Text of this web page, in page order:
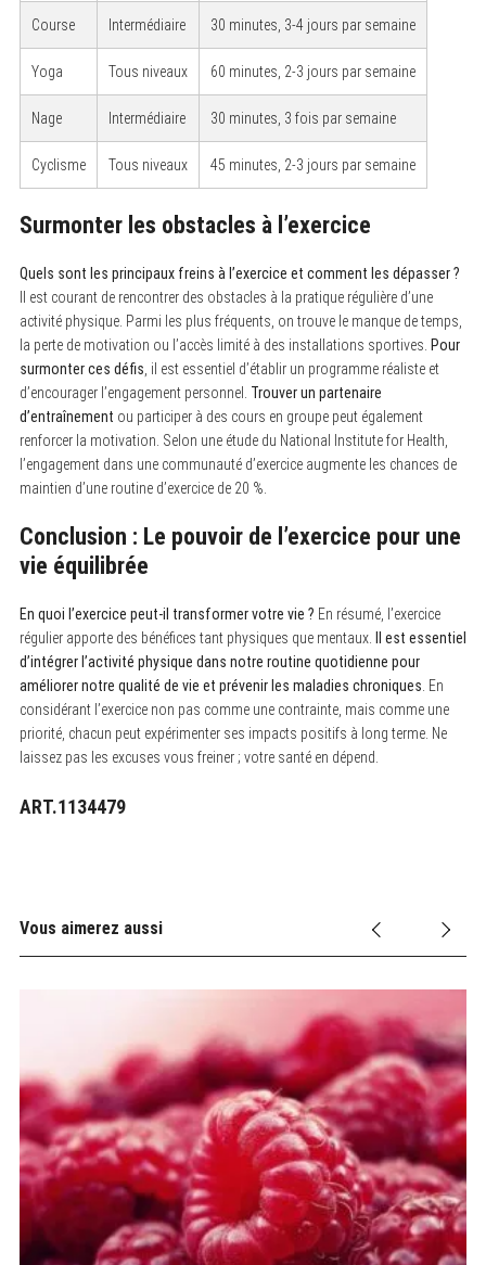
Course Intermédiaire 30 minutes, 3-4 jours par semaine
Yoga Tous niveaux 60 minutes, 2-3 jours par semaine
Nage Intermédiaire 30 minutes, 3 fois par semaine
Cyclisme Tous niveaux 45 minutes, 2-3 jours par semaine
Surmonter les obstacles à l’exercice
Quels sont les principaux freins à l’exercice et comment les dépasser ?
Il est courant de rencontrer des obstacles à la pratique régulière d’une
activité physique. Parmi les plus fréquents, on trouve le manque de temps,
la perte de motivation ou l’accès limité à des installations sportives. Pour
surmonter ces défis , il est essentiel d’établir un programme réaliste et
d’encourager l’engagement personnel. Trouver un partenaire
d’entraînement ou participer à des cours en groupe peut également
renforcer la motivation. Selon une étude du National Institute for Health,
l’engagement dans une communauté d’exercice augmente les chances de
maintien d’une routine d’exercice de 20 %.
Conclusion : Le pouvoir de l’exercice pour une
vie équilibrée
En quoi l’exercice peut-il transformer votre vie ? En résumé, l’exercice
régulier apporte des bénéfices tant physiques que mentaux.
Il est essentiel
d’intégrer l’activité physique dans notre routine quotidienne pour
améliorer notre qualité de vie et prévenir les maladies chroniques . En
considérant l’exercice non pas comme une contrainte, mais comme une
priorité, chacun peut expérimenter ses impacts positifs à long terme. Ne
laissez pas les excuses vous freiner ; votre santé en dépend.
ART.1134479
Vous aimerez aussi